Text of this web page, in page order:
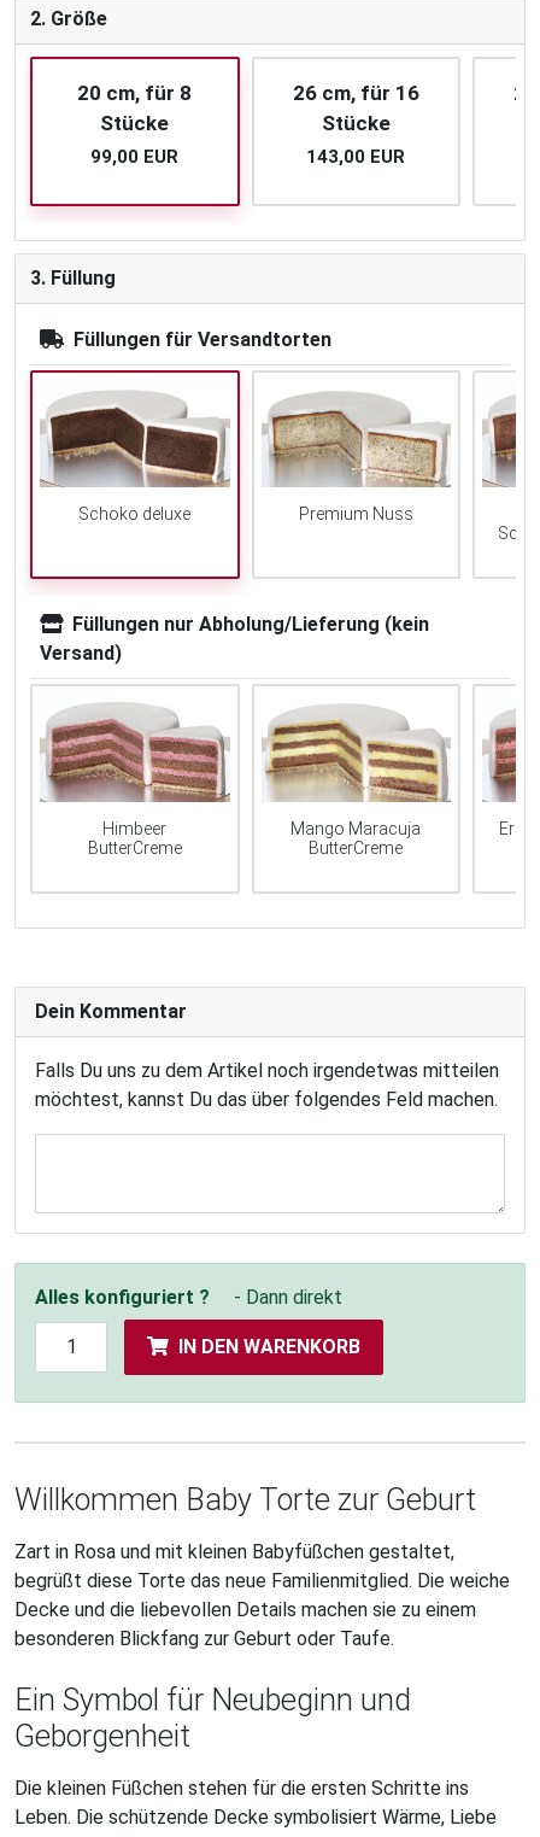
2. Größe
20 cm, für 8
Stücke
99,00 EUR
26 cm, für 16
Stücke
143,00 EUR
3. Füllung
Füllungen für Versandtorten
Schoko deluxe
Premium Nuss
Füllungen nur Abholung/Lieferung (kein
Versand)
Himbeer
ButterCreme
Mango Maracuja
ButterCreme
Dein Kommentar
Falls Du uns zu dem Artikel noch irgendetwas mitteilen
möchtest, kannst Du das über folgendes Feld machen.
Alles konfiguriert ? - Dann direkt
IN DEN WARENKORB
Willkommen Baby Torte zur Geburt
Zart in Rosa und mit kleinen Babyfüßchen gestaltet,
begrüßt diese Torte das neue Familienmitglied. Die weiche
Decke und die liebevollen Details machen sie zu einem
besonderen Blickfang zur Geburt oder Taufe.
Ein Symbol für Neubeginn und
Geborgenheit
Die kleinen Füßchen stehen für die ersten Schritte ins
Leben. Die schützende Decke symbolisiert Wärme, Liebe